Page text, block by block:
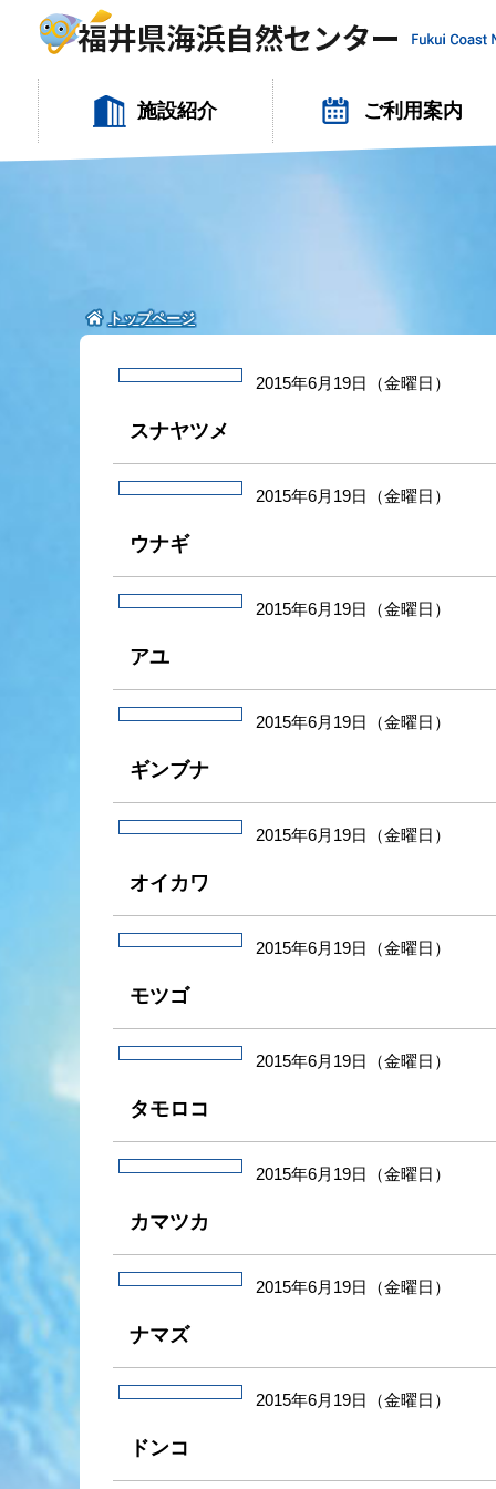
施設紹介 ご利用案内
トップページ
2015年6月19日（金曜日）
スナヤツメ
2015年6月19日（金曜日）
ウナギ
2015年6月19日（金曜日）
アユ
2015年6月19日（金曜日）
ギンブナ
2015年6月19日（金曜日）
オイカワ
2015年6月19日（金曜日）
モツゴ
2015年6月19日（金曜日）
タモロコ
2015年6月19日（金曜日）
カマツカ
2015年6月19日（金曜日）
ナマズ
2015年6月19日（金曜日）
ドンコ